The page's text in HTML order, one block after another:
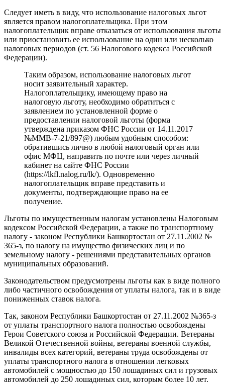
Следует иметь в виду, что использование налоговых льгот
является правом налогоплательщика. При этом
налогоплательщик вправе отказаться от использования льготы
или приостановить ее использование на один или несколько
налоговых периодов (ст. 56 Налогового кодекса Российской
Федерации).
Таким образом, использование налоговых льгот
носит заявительный характер.
Налогоплательщику, имеющему право на
налоговую льготу, необходимо обратиться с
заявлением по установленной форме о
предоставлении налоговой льготы (форма
утверждена приказом ФНС России от 14.11.2017
№ММВ-7-21/897@) любым удобным способом:
обратившись лично в любой налоговый орган или
офис МФЦ, направить по почте или через личный
кабинет на сайте ФНС России
(https://lkfl.nalog.ru/lk/). Одновременно
налогоплательщик вправе представить и
документы, подтверждающие право на ее
получение.
Льготы по имущественным налогам установлены Налоговым
кодексом Российской Федерации, а также по транспортному
налогу - законом Республики Башкортостан от 27.11.2002 №
365-з, по налогу на имущество физических лиц и по
земельному налогу - решениями представительных органов
муниципальных образований.
Законодательством предусмотрены льготы как в виде полного
либо частичного освобождения от уплаты налога, так и в виде
пониженных ставок налога.
Так, законом Республики Башкортостан от 27.11.2002 №365-з
от уплаты транспортного налога полностью освобождены
Герои Советского союза и Российской Федерации. Ветераны
Великой Отечественной войны, ветераны военной службы,
инвалиды всех категорий, ветераны труда освобождены от
уплаты транспортного налога в отношении легковых
автомобилей с мощностью до 150 лошадиных сил и грузовых
автомобилей до 250 лошадиных сил, которым более 10 лет.